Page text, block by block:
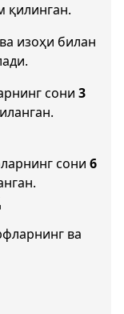
қилинган.
изоҳи билан
сони 3
сони 6
ва